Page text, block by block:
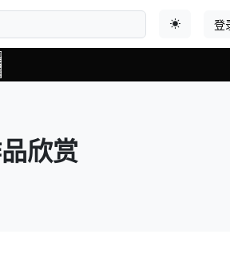
登
欣赏